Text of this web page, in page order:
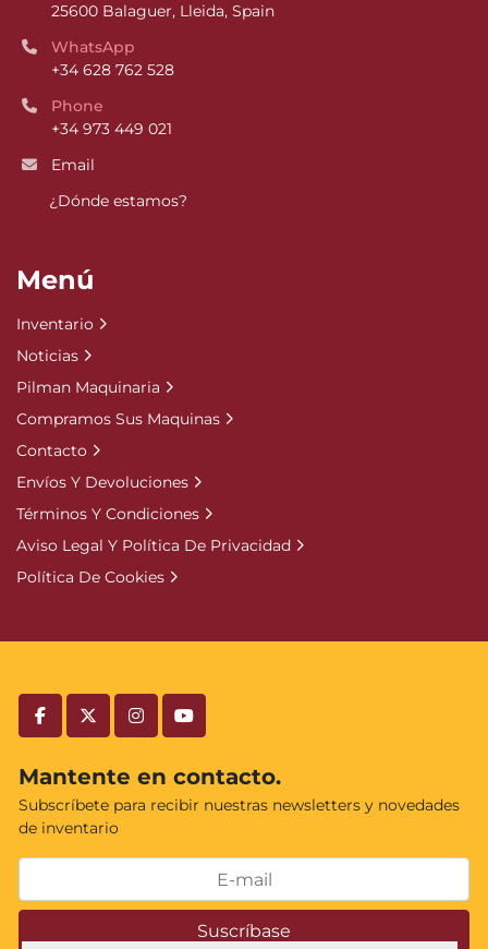
facebooktwitterinstagramyoutube
Mantente en contacto.
Subscríbete para recibir nuestras newsletters y novedades
de inventario
Suscríbase
25600 Balaguer, Lleida, Spain
WhatsApp
+34 628 762 528
Phone
+34 973 449 021
Email
¿Dónde estamos?
Menú
Inventario
Noticias
Pilman Maquinaria
Compramos Sus Maquinas
Contacto
Envíos Y Devoluciones
Términos Y Condiciones
Aviso Legal Y Política De Privacidad
Política De Cookies